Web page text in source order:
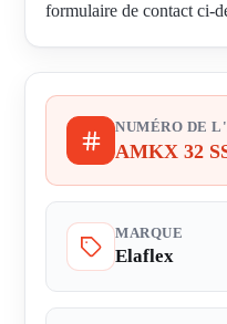
formulaire de contact ci-
NUMÉRO DE
AMKX 32
MARQUE
Elaflex